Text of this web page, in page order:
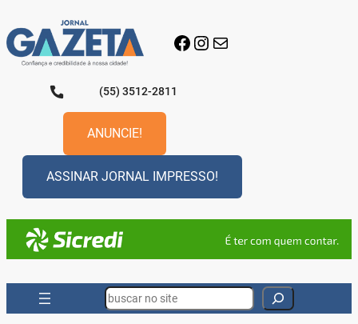
para
o
conteúdo
Facebook
Instagram
E-mail
(55) 3512-2811
ANUNCIE!
ASSINAR JORNAL IMPRESSO!
Search